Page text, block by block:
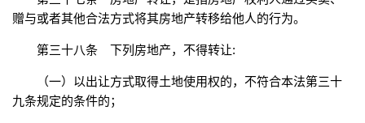
赠与或者其他合法方式将其房地产转移给他人的行为。
第三十八条 下列房地产，不得转让:
（一）以出让方式取得土地使用权的，不符合本法第三十
九条规定的条件的；